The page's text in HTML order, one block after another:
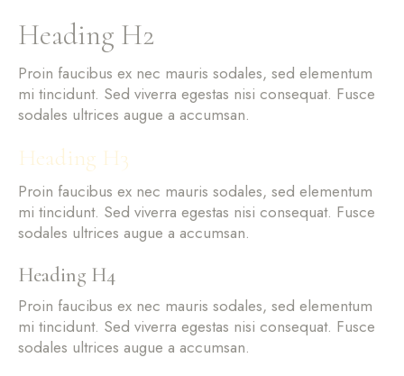
Heading H2
Proin faucibus ex nec mauris sodales, sed elementum
mi tincidunt. Sed viverra egestas nisi consequat. Fusce
sodales ultrices augue a accumsan.
Heading H3
Proin faucibus ex nec mauris sodales, sed elementum
mi tincidunt. Sed viverra egestas nisi consequat. Fusce
sodales ultrices augue a accumsan.
Heading H4
Proin faucibus ex nec mauris sodales, sed elementum
mi tincidunt. Sed viverra egestas nisi consequat. Fusce
sodales ultrices augue a accumsan.